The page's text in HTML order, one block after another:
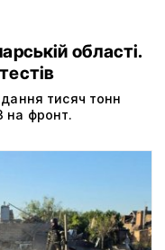
області.
тисяч тонн
на фронт.